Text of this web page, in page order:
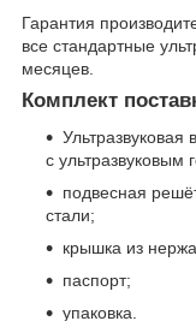
Гарантия
все стандартные
месяцев.
Комплект
с ультразвуковым
подвесная
стали;
крышка из
паспорт;
упаковка.